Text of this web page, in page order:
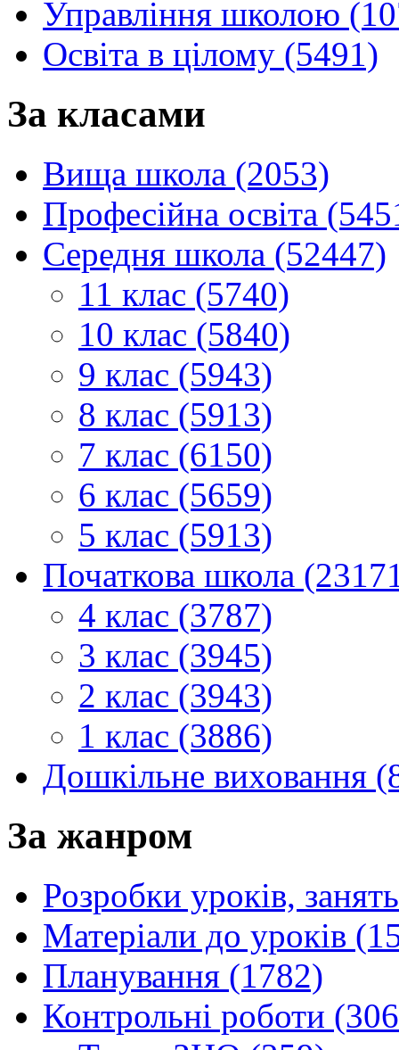
Управління школою
Освіта в цілому (5491)
За класами
Вища школа (2053)
Професійна освіта
Середня школа (52447)
11 клас (5740)
10 клас (5840)
9 клас (5943)
8 клас (5913)
7 клас (6150)
6 клас (5659)
5 клас (5913)
Початкова школа
4 клас (3787)
3 клас (3945)
2 клас (3943)
1 клас (3886)
Дошкільне виховання
За жанром
Розробки уроків,
Матеріали до уроків
Планування (1782)
Контрольні роботи